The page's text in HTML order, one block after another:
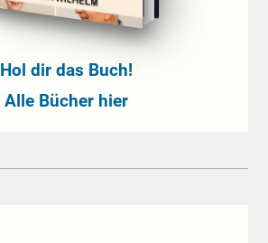
Hol dir das Buch!
Alle Bücher hier